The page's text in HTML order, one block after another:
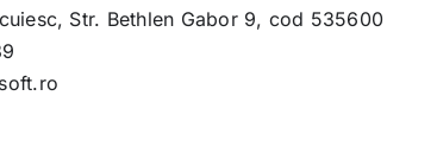
Str. Bethlen Gabor 9, cod 535600